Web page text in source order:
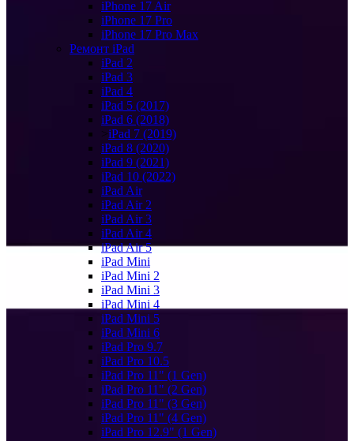
iPhone 17 Air
iPhone 17 Pro
iPhone 17 Pro Max
Ремонт iPad
iPad 2
iPad 3
iPad 4
iPad 5 (2017)
iPad 6 (2018)
>iPad 7 (2019)
iPad 8 (2020)
iPad 9 (2021)
iPad 10 (2022)
iPad Air
iPad Air 2
iPad Air 3
iPad Air 4
iPad Air 5
iPad Mini
iPad Mini 2
iPad Mini 3
iPad Mini 4
iPad Mini 5
iPad Mini 6
iPad Pro 9.7
iPad Pro 10.5
iPad Pro 11" (1 Gen)
iPad Pro 11" (2 Gen)
iPad Pro 11" (3 Gen)
iPad Pro 11" (4 Gen)
iPad Pro 12.9" (1 Gen)